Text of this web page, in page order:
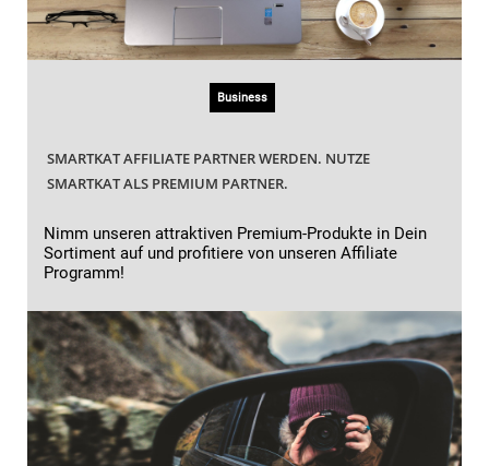
Business
SMARTKAT AFFILIATE PARTNER WERDEN. NUTZE
SMARTKAT ALS PREMIUM PARTNER.
Nimm unseren attraktiven Premium-Produkte in Dein
Sortiment auf und profitiere von unseren Affiliate
Programm!